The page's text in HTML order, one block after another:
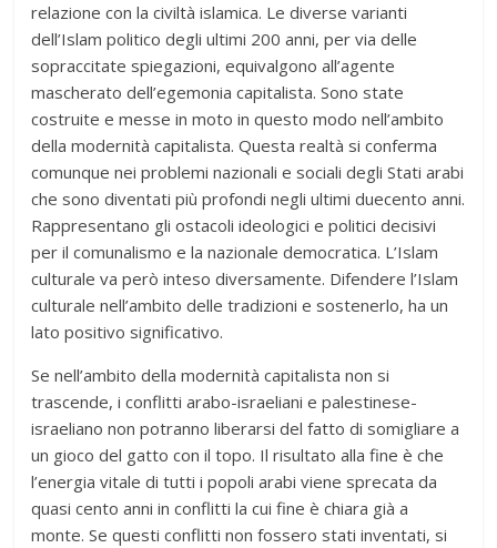
relazione con la civiltà islamica. Le diverse varianti
dell’Islam politico degli ultimi 200 anni, per via delle
sopraccitate spiegazioni, equivalgono all’agente
mascherato dell’egemonia capitalista. Sono state
costruite e messe in moto in questo modo nell’ambito
della modernità capitalista. Questa realtà si conferma
comunque nei problemi nazionali e sociali degli Stati arabi
che sono diventati più profondi negli ultimi duecento anni.
Rappresentano gli ostacoli ideologici e politici decisivi
per il comunalismo e la nazionale democratica. L’Islam
culturale va però inteso diversamente. Difendere l’Islam
culturale nell’ambito delle tradizioni e sostenerlo, ha un
lato positivo significativo.
Se nell’ambito della modernità capitalista non si
trascende, i conflitti arabo-israeliani e palestinese-
israeliano non potranno liberarsi del fatto di somigliare a
un gioco del gatto con il topo. Il risultato alla fine è che
l’energia vitale di tutti i popoli arabi viene sprecata da
quasi cento anni in conflitti la cui fine è chiara già a
monte. Se questi conflitti non fossero stati inventati, si